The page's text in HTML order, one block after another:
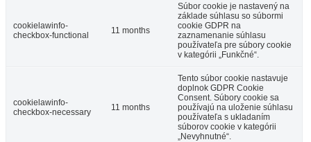
cookielawinfo-
checkbox-functional
11 months
Súbor cookie je nastavený na
základe súhlasu so súbormi
cookie GDPR na
zaznamenanie súhlasu
používateľa pre súbory cookie
v kategórii „Funkčné“.
cookielawinfo-
checkbox-necessary
11 months
Tento súbor cookie nastavuje
doplnok GDPR Cookie
Consent. Súbory cookie sa
používajú na uloženie súhlasu
používateľa s ukladaním
súborov cookie v kategórii
„Nevyhnutné“.